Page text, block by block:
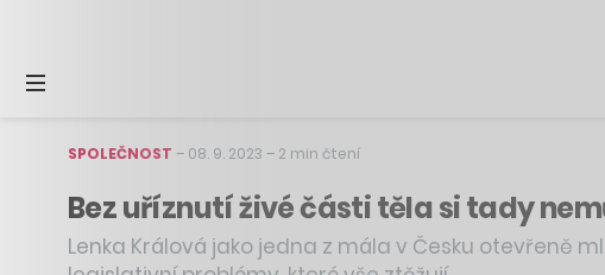
SPOLEČNOST – 08. 9. 2023 – 2 min čtení
Bez uříznutí živé části těla si tady
Lenka Králová jako jedna z mála v Česku otevřeně